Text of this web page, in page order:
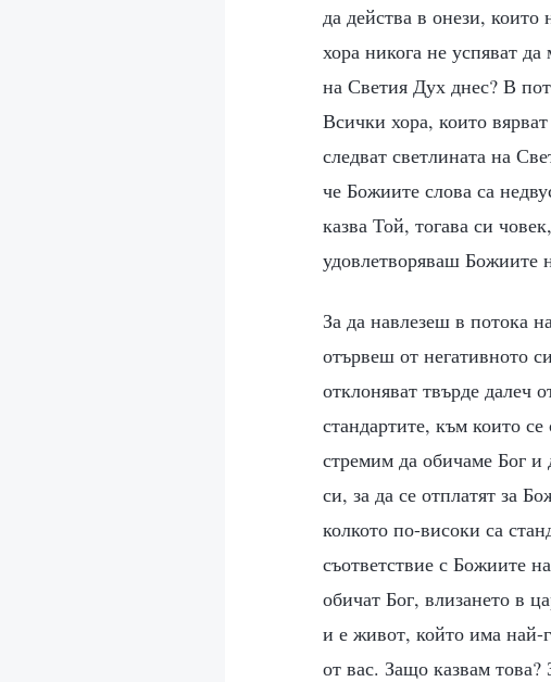
да действа в онези, които
хора никога не успяват
на Светия Дух днес? В
Всички хора, които
следват светлината на
че Божиите слова са
казва Той, тогава си
удовлетворяваш Божиите
За да навлезеш в потока
отървеш от негативното
отклоняват твърде далеч
стандартите, към които
стремим да обичаме Бог и
си, за да се отплатят за
колкото по-високи са
съответствие с Божиите
обичат Бог, влизането в
и е живот, който има най-
от вас. Защо казвам